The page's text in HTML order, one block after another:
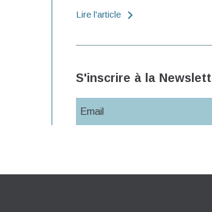
Lire l'article
S'inscrire à la